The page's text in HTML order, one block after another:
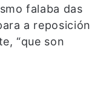
falaba das
a reposición
“que son